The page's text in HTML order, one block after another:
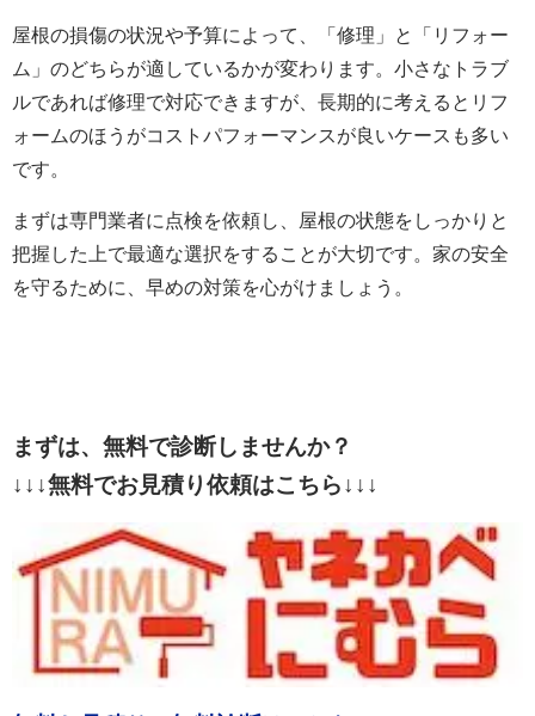
屋根の損傷の状況や予算によって、「修理」と「リフォー
ム」のどちらが適しているかが変わります。小さなトラブ
ルであれば修理で対応できますが、長期的に考えるとリフ
ォームのほうがコストパフォーマンスが良いケースも多い
です。
まずは専門業者に点検を依頼し、屋根の状態をしっかりと
把握した上で最適な選択をすることが大切です。家の安全
を守るために、早めの対策を心がけましょう。
まずは、無料で診断しませんか？
↓↓↓無料でお見積り依頼はこちら↓↓↓